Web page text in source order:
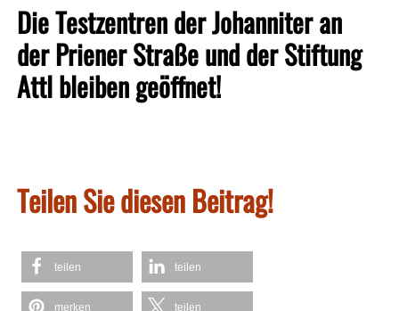
Die Testzentren der Johanniter an
der Priener Straße und der Stiftung
Attl bleiben geöffnet!
Teilen Sie diesen Beitrag!
teilen teilen
merken teilen